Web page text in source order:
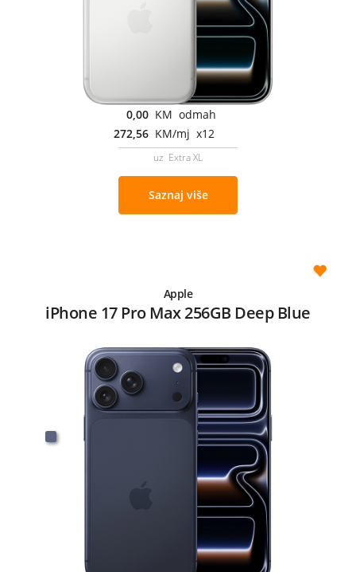
0,00 KM odmah
272,56 KM/mj x12
uz Extra XL
Saznaj više
Apple
iPhone 17 Pro Max 256GB Deep Blue